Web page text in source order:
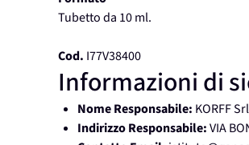
Tubetto da 10 ml.
Cod. I77V38400
Informazioni di
Nome Responsabile: KORFF Srl
Indirizzo Responsabile:VIA